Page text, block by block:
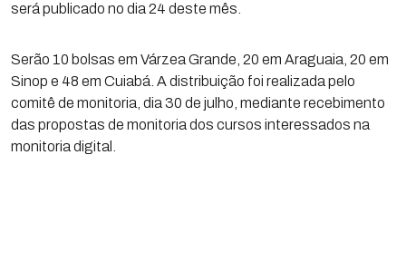
será publicado no dia 24 deste mês.
Serão 10 bolsas em Várzea Grande, 20 em Araguaia, 20 em
Sinop e 48 em Cuiabá. A distribuição foi realizada pelo
comitê de monitoria, dia 30 de julho, mediante recebimento
das propostas de monitoria dos cursos interessados na
monitoria digital.